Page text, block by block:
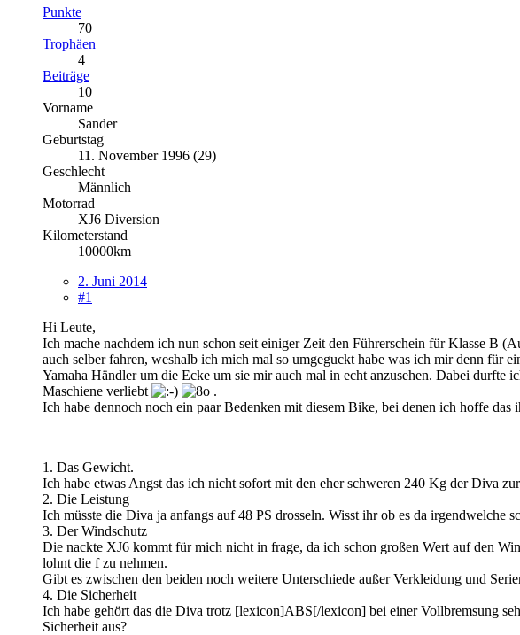
Punkte
70
Trophäen
4
Beiträge
10
Vorname
Sander
Geburtstag
11. November 1996 (29)
Geschlecht
Männlich
Motorrad
XJ6 Diversion
Kilometerstand
10000km
2. Juni 2014
#1
Hi Leute,
Ich mache nachdem ich nun schon seit einiger Zeit den Führerschein für Klasse B
auch selber fahren, weshalb ich mich mal so umgeguckt habe was ich mir denn
Yamaha Händler um die Ecke um sie mir auch mal in echt anzusehen. Dabei durfte
Maschiene verliebt
.
Ich habe dennoch noch ein paar Bedenken mit diesem Bike, bei denen ich hoffe
1. Das Gewicht.
Ich habe etwas Angst das ich nicht sofort mit den eher schweren 240 Kg der Diva
2. Die Leistung
Ich müsste die Diva ja anfangs auf 48 PS drosseln. Wisst ihr ob es da irgendwelche
3. Der Windschutz
Die nackte XJ6 kommt für mich nicht in frage, da ich schon großen Wert auf den
lohnt die f zu nehmen.
Gibt es zwischen den beiden noch weitere Unterschiede außer Verkleidung und
4. Die Sicherheit
Ich habe gehört das die Diva trotz [lexicon]ABS[/lexicon] bei einer Vollbremsung
Sicherheit aus?